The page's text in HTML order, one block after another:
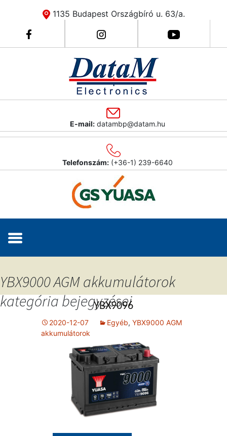
1135 Budapest Országbíró u. 63/a.
E-mail: datambp@datam.hu
Telefonszám: (+36-1) 239-6640
YBX9000 AGM akkumulátorok
kategória bejegyzései
YBX9096
2020-12-07 Egyéb,YBX9000 AGM
akkumulátorok